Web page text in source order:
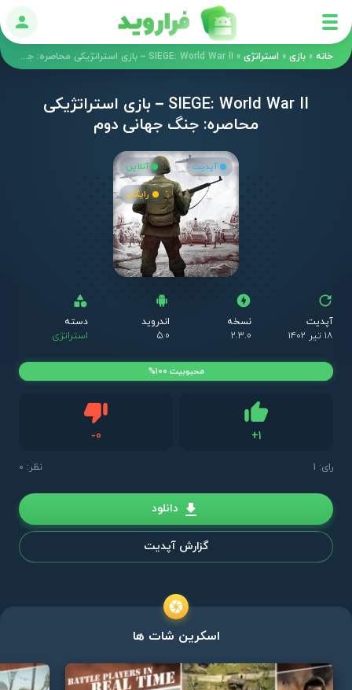
ورود
خانه » بازی » استراتژی » SIEGE: World War II – بازی استراتژیکی محاصره: جنگ جهانی دوم
SIEGE: World War II – بازی استراتژیکی
محاصره: جنگ جهانی دوم
آپدیت آنلاین
رایگان
آپدیت
۱۸ تیر ۱۴۰۲
نسخه
2.3.0
اندروید
5.0
دسته
استراتژی
+1
-0دیس لایک
رای: 1 نظر: 0
محبوبیت 100%
دانلود
گزارش آپدیت
اسکرین شات ها